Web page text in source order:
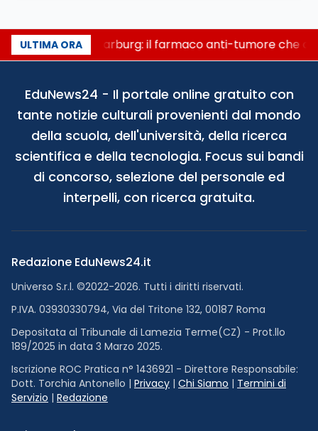
ULTIMA ORA
Un secolo di Warburg: il farmaco anti-tumore che
EduNews24 - Il portale online gratuito con
tante notizie culturali provenienti dal mondo
della scuola, dell'università, della ricerca
scientifica e della tecnologia. Focus sui bandi
di concorso, selezione del personale ed
interpelli, con ricerca gratuita.
Redazione EduNews24.it
Universo S.r.l. ©2022-2026. Tutti i diritti riservati.
P.IVA. 03930330794, Via del Tritone 132, 00187 Roma
Depositata al Tribunale di Lamezia Terme(CZ) - Prot.llo
189/2025 in data 3 Marzo 2025.
Iscrizione ROC Pratica n° 1436921 - Direttore Responsabile:
Dott. Torchia Antonello | Privacy | Chi Siamo | Termini di
Servizio | Redazione